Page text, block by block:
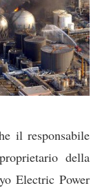
il responsabile
della
Electric Power